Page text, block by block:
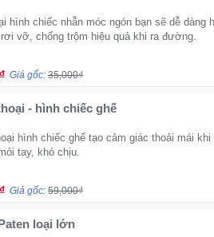
hình chiếc nhẫn móc ngón bạn sẽ dễ dàng
vỡ, chống trộm hiệu quả khi ra đường.
Giá gốc: 35,000₫
- hình chiếc ghế
hình chiếc ghế tạo cảm giác thoải mái khi
tay, khó chịu.
Giá gốc: 59,000₫
loại lớn